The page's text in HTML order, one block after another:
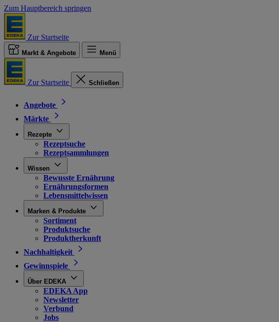
Zum Hauptbereich springen
Zur Startseite
Markt & Angebote Menü
Zur Startseite Schließen
Angebote
Märkte
Rezepte
Rezeptsuche
Rezeptsammlungen
Wissen
Bewusste Ernährung
Ernährungsformen
Lebensmittelwissen
Marken & Produkte
Sortiment
Produktsuche
Produktherkunft
Nachhaltigkeit
Gewinnspiele
Über EDEKA
EDEKA App
Newsletter
Verbund
Jobs